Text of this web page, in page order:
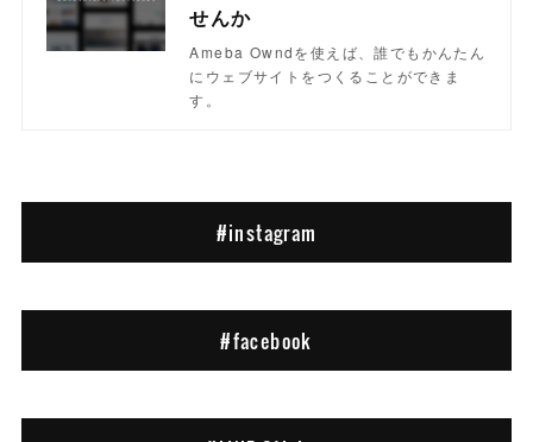
せんか
Ameba Owndを使えば、誰でもかんたん
にウェブサイトをつくることができま
す。
#instagram
#facebook